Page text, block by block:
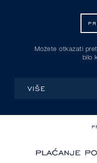
Možete otkazati
bilo
VIŠE